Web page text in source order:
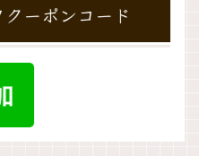
ーポンコード